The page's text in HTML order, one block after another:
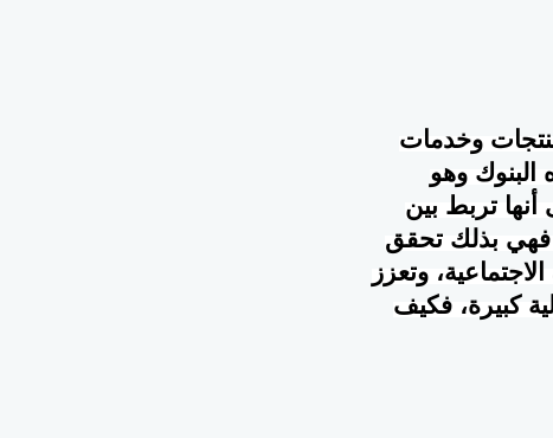
وخدمات
وهو
تربط بين
فهي بذلك تحقق
وتعزز
كبيرة، فكيف